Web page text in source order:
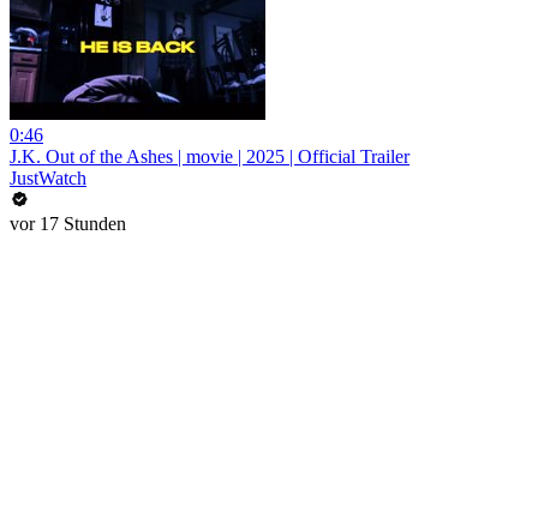
0:46
J.K. Out of the Ashes | movie | 2025 | Official Trailer
JustWatch
vor 17 Stunden